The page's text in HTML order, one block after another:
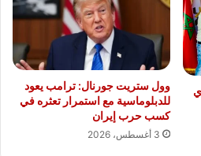
وول ستريت جورنال: ترامب يعود
للدبلوماسية مع استمرار تعثره في
كسب حرب إيران
3 أغسطس، 2026